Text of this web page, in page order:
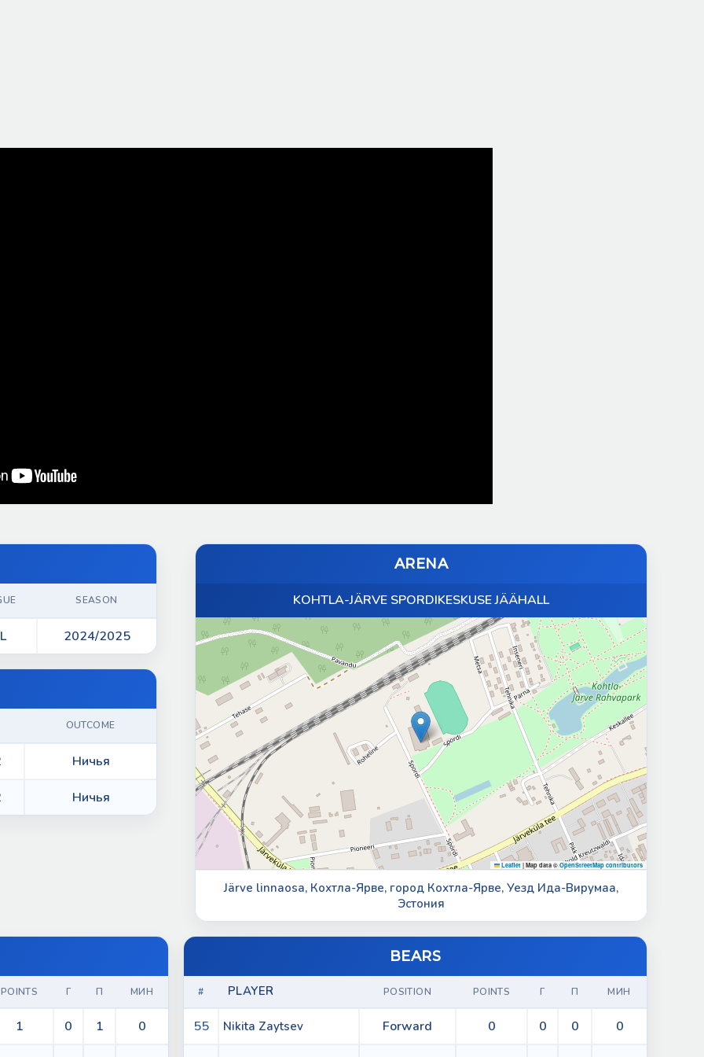
SEASON
2024/2025
ARENA
KOHTLA-JÄRVE SPORDIKESKUSE JÄÄHALL
Leaflet | Map data ©OpenStreetMap contributors
Järve linnaosa, Кохтла-Ярве, город Кохтла-Ярве, Уезд Ида-Вирумаа,
Эстония
OUTCOME
Ничья
Ничья
POINTS Г П МИН
1 0 1 0
BEARS
# PLAYER POSITION POINTS Г П МИН
55 Nikita Zaytsev Forward 0 0 0 0